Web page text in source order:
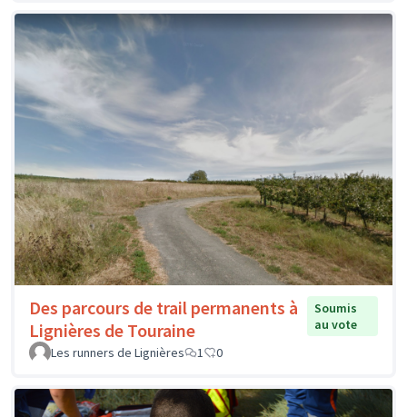
Des parcours de trail permanents à
Lignières de Touraine
Soumis
au vote
Les runners de Lignières
1 0